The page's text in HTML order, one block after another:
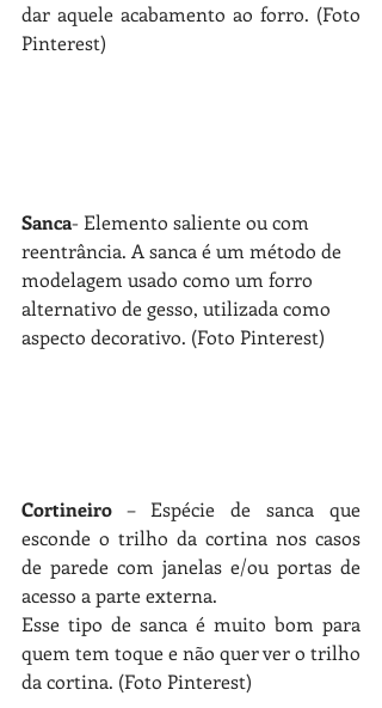
dar aquele acabamento ao forro. (Foto
Pinterest)
Sanca- Elemento saliente ou com
reentrância. A sanca é um método de
modelagem usado como um forro
alternativo de gesso, utilizada como
aspecto decorativo. (Foto Pinterest)
Cortineiro – Espécie de sanca que
esconde o trilho da cortina nos casos
de parede com janelas e/ou portas de
acesso a parte externa.
Esse tipo de sanca é muito bom para
quem tem toque e não quer ver o trilho
da cortina. (Foto Pinterest)